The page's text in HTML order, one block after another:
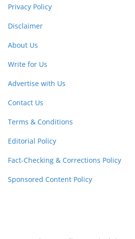
Privacy Policy
Disclaimer
About Us
Write for Us
Advertise with Us
Contact Us
Terms & Conditions
Editorial Policy
Fact-Checking & Corrections Policy
Sponsored Content Policy